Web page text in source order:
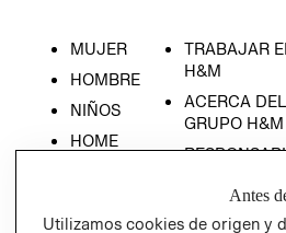
MUJER
HOMBRE
NIÑOS
HOME
TRABAJAR
H&M
ACERCA DEL
GRUPO H&M
PRENSA
Antes
Utilizamos cookies de origen y